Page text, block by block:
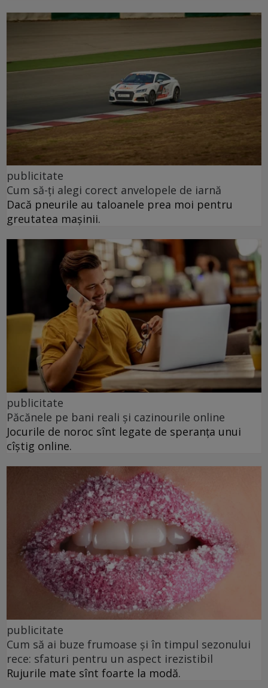
publicitate
Cum să-ți alegi corect anvelopele de iarnă
Dacă pneurile au taloanele prea moi pentru
greutatea mașinii.
publicitate
Păcănele pe bani reali și cazinourile online
Jocurile de noroc sînt legate de speranța unui
cîștig online.
publicitate
Cum să ai buze frumoase şi în timpul sezonului
rece: sfaturi pentru un aspect irezistibil
Rujurile mate sînt foarte la modă.